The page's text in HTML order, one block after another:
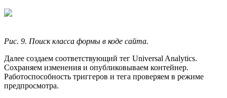
Рис. 9. Поиск класса формы в коде сайта.
Далее создаем соответствующий тег Universal Analytics.
Сохраняем изменения и опубликовываем контейнер.
Работоспособность триггеров и тега проверяем в режиме
предпросмотра.